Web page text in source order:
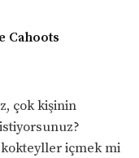
Cahoots
çok kişinin
içmek mi